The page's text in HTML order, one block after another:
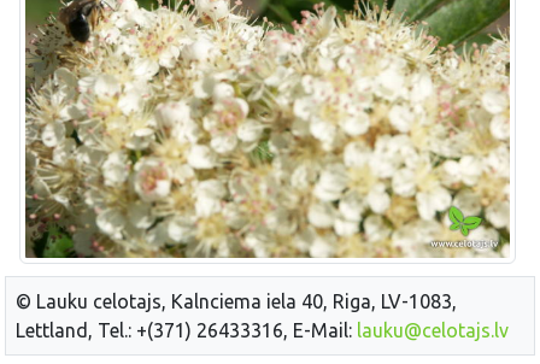
© Lauku celotajs, Kalnciema iela 40, Riga, LV-1083,
Lettland, Tel.: +(371) 26433316, E-Mail: lauku@celotajs.lv